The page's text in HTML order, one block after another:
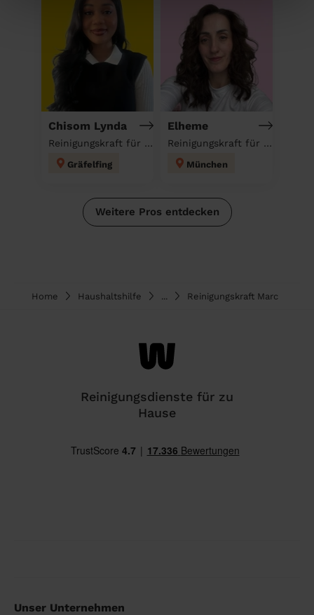
Chisom Lynda
Reinigungskraft für deinen Haushalt
Gräfelfing
Elheme
Reinigungskraft für deinen Haushalt
München
Weitere Pros entdecken
Home Haushaltshilfe Reinigungskraft Marc
Reinigungsdienste für zu
Hause
Unser Unternehmen